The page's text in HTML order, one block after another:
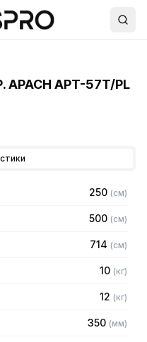
APT-57T/PL
250 (см)
500 (см)
714 (см)
10 (кг)
12 (кг)
350 (мм)